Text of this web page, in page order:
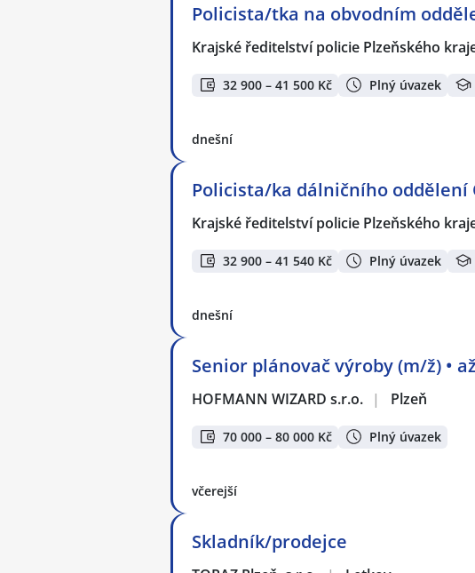
Policista/tka na obvodním
Krajské ředitelství policie Plzeňského
32 900 – 41 500 Kč Plný úvazek
dnešní
Policista/ka dálničního oddělení
Krajské ředitelství policie Plzeňského
32 900 – 41 540 Kč Plný úvazek
dnešní
Senior plánovač výroby (m/ž) •
HOFMANN WIZARD s.r.o. | Plzeň
70 000 – 80 000 Kč Plný úvazek
včerejší
Skladník/prodejce